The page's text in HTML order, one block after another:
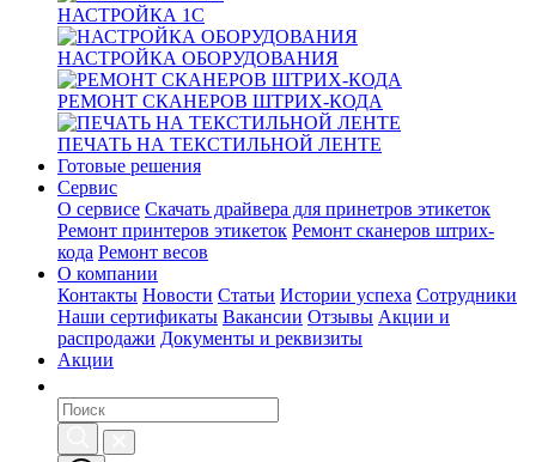
НАСТРОЙКА 1С
НАСТРОЙКА ОБОРУДОВАНИЯ
РЕМОНТ СКАНЕРОВ ШТРИХ-КОДА
ПЕЧАТЬ НА ТЕКСТИЛЬНОЙ ЛЕНТЕ
Готовые решения
Сервис
О сервисе Скачать драйвера для принетров этикеток
Ремонт принтеров этикеток Ремонт сканеров штрих-
кода Ремонт весов
О компании
Контакты Новости Статьи Истории успеха Сотрудники
Наши сертификаты Вакансии Отзывы Акции и
распродажи Документы и реквизиты
Акции